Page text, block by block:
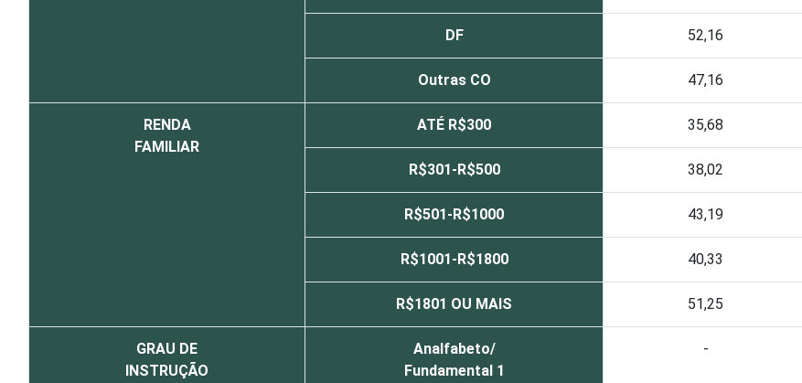
DF 52,16
Outras CO 47,16
RENDA
FAMILIAR
ATÉ R$300 35,68
R$301-R$500 38,02
R$501-R$1000 43,19
R$1001-R$1800 40,33
R$1801 OU MAIS 51,25
GRAU DE
INSTRUÇÃO
Analfabeto/
Fundamental 1
-